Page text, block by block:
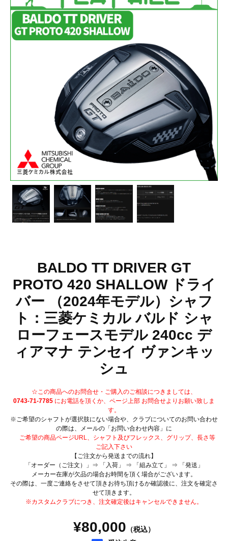
BALDO TT DRIVER GT
PROTO 420 SHALLOW ドライ
バー （2024年モデル）シャフ
ト：三菱ケミカル バルド シャ
ローフェースモデル 240cc デ
ィアマナ テンセイ ヴァンキッ
シュ
☆この商品へのお問合せ・ご購入のご相談につきましては、
0743-71-7785 にお電話を頂くか、ページ上部 お問合せよりお願い致しま
す。
※ご希望のシャフトが選択肢にない場合や、クラブについてのお問い合わせ
の際は、メールの「お問い合わせ内容」に
ご希望の商品ページURL、シャフト及びフレックス、グリップ、長さ等
ご記入下さい
【ご注文から発送までの流れ】
「オーダー（ご注文）」⇒ 「入荷」 ⇒ 「組み立て」 ⇒ 「発送」
メーカー在庫が欠品の場合お時間を頂く場合がございます。
その際は、一度ご連絡をさせて頂きお待ち頂けるか確認後に、注文を確定さ
せて頂きます。
※カスタムクラブにつき、注文確定後はキャンセルできません。
¥80,000 （税込）